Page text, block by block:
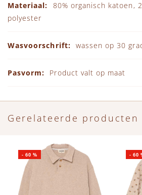
80% organisch katoen,
polyester
wassen op 30
Product valt op maat
Gerelateerde producten
-60 % -60